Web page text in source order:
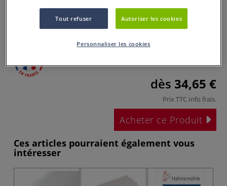
d’un encollage spécial, ce qui permet une absorption
parfaite des couleurs à l’huile.
dès 34,65 €
Prix TTC Info frais.
Acheter ce Produit
Ces articles pourraient également vous
intéresser
Tout refuser Autoriser les cookies
Personnaliser les cookies